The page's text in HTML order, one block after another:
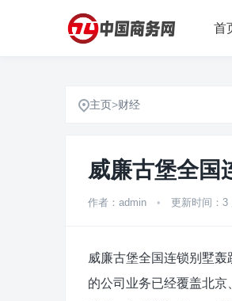
首
主页>财经
威廉古堡全国
作者：admin • 更新时间：3
威廉古堡全国连锁别墅
的公司业务已经覆盖北京